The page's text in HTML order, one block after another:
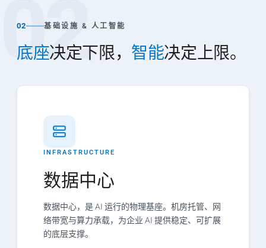
02
02 基础设施 & 人工智能
底座决定下限， 智能决定上限。
INFRASTRUCTURE
数据中心
数据中心，是 AI 运行的物理基座。机房托管、网
络带宽与算力承载，为企业 AI 提供稳定、可扩展
的底层支撑。